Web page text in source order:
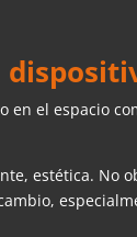
en el espacio
estética. No